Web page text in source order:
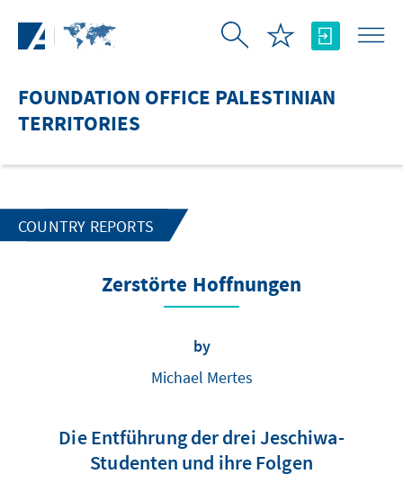
FOUNDATION OFFICE PALESTINIAN
TERRITORIES
COUNTRY REPORTS
Zerstörte Hoffnungen
by
Michael Mertes
Die Entführung der drei Jeschiwa-
Studenten und ihre Folgen